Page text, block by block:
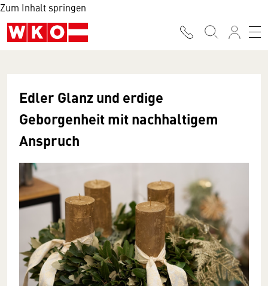
Zum Inhalt springen
Edler Glanz und erdige
Geborgenheit mit nachhaltigem
Anspruch